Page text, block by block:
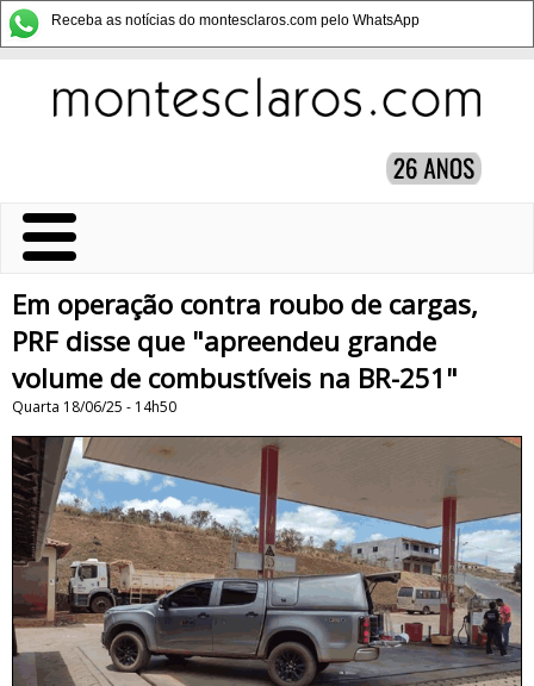
Receba as notícias do montesclaros.com pelo WhatsApp
Em operação contra roubo de cargas,
PRF disse que "apreendeu grande
volume de combustíveis na BR-251"
Quarta 18/06/25 - 14h50